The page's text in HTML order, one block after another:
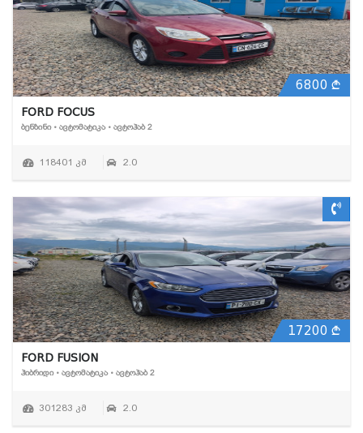
6800
FORD FOCUS
ᲑᲔᲜᲖᲘᲜᲘ • ᲐᲕᲢᲝᲛᲐᲢᲘᲙᲐ • ᲐᲕᲢᲝᲰᲐᲑ 2
118401 კმ 2.0
17200
FORD FUSION
ᲰᲘᲑᲠᲘᲓᲘ • ᲐᲕᲢᲝᲛᲐᲢᲘᲙᲐ • ᲐᲕᲢᲝᲰᲐᲑ 2
301283 კმ 2.0